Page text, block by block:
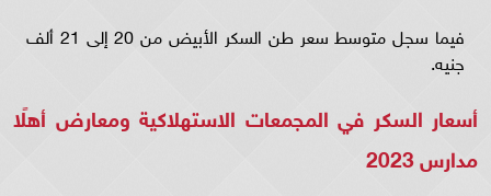
فيما سجل متوسط سعر طن السكر الأبيض من 20 إلى 21 ألف
جنيه.
أسعار السكر في المجمعات الاستهلاكية ومعارض أهلًا
مدارس 2023